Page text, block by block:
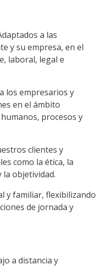
a las
y su empresa, en el
laboral, legal e
los empresarios y
en el ámbito
procesos y
clientes y
como la ética, la
la objetividad.
y familiar, flexibilizando
de jornada y
a distancia y